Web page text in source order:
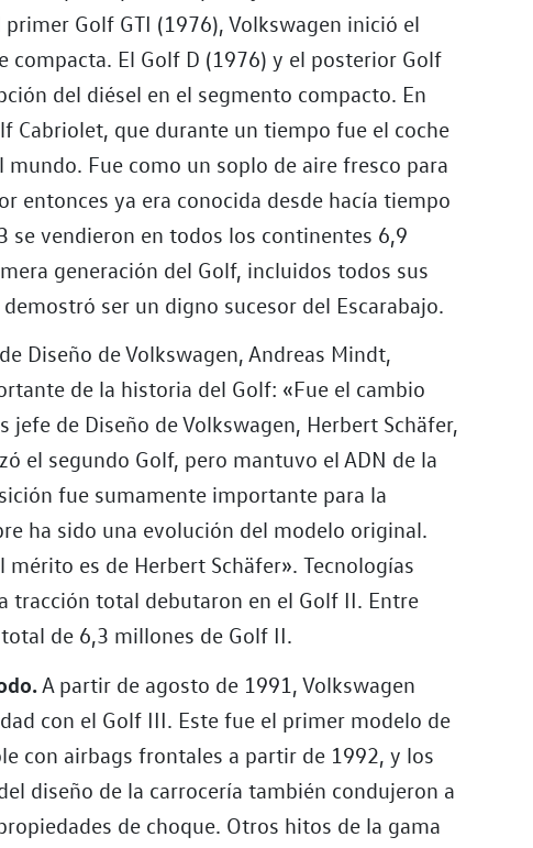
Golf GTI (1976), Volkswagen inició el
compacta. El Golf D (1976) y el posterior Golf
del diésel en el segmento compacto. En
Cabriolet, que durante un tiempo fue el coche
Fue como un soplo de aire fresco para
entonces ya era conocida desde hacía tiempo
se vendieron en todos los continentes 6,9
generación del Golf, incluidos todos sus
ser un digno sucesor del Escarabajo.
Diseño de Volkswagen, Andreas Mindt,
de la historia del Golf: «Fue el cambio
jefe de Diseño de Volkswagen, Herbert Schäfer,
el segundo Golf, pero mantuvo el ADN de la
fue sumamente importante para la
ha sido una evolución del modelo original.
mérito es de Herbert Schäfer». Tecnologías
tracción total debutaron en el Golf II. Entre
de 6,3 millones de Golf II.
A partir de agosto de 1991, Volkswagen
con el Golf III. Este fue el primer modelo de
con airbags frontales a partir de 1992, y los
diseño de la carrocería también condujeron a
de choque. Otros hitos de la gama